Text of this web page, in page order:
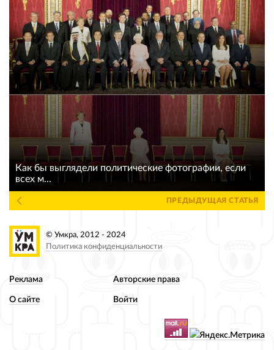
Как бы выглядели политические фотографии, если
всех м...
ПРЕДЫДУЩАЯ СТАТЬЯ
Реклама Авторские права
О сайте Войти
© Умкра, 2012 - 2024
Политика конфиденциальности